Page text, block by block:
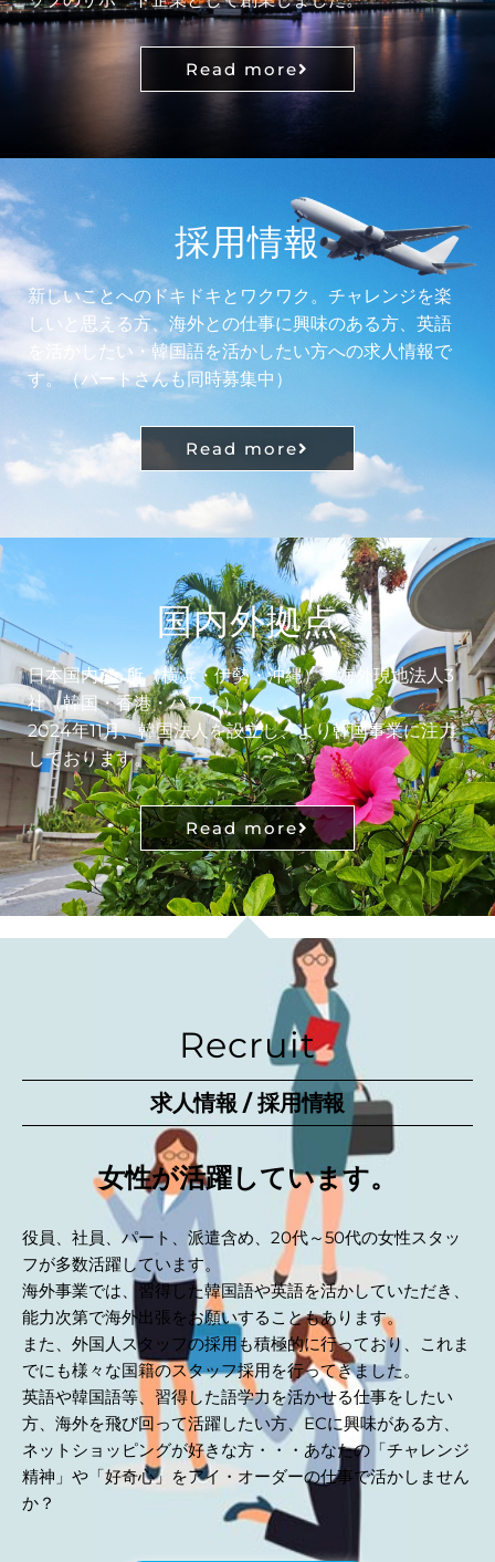
を日本
ECへ誘
輝か
せ
海外
Read more
採用情報
新しいことへのドキドキとワクワク。チャレンジを楽
しいと思える方、海外との仕事に興味のある方、英語
を活かしたい・韓国語を活かしたい方への求人情報で
す。（パートさんも同時募集中）
Read more
国内外拠点
日本国内3ヵ所（横浜・伊勢・沖縄）、海外現地法人3
社（韓国・香港・ハワイ）。
2024年11月、韓国法人を設立し、より韓国事業に注力
しております。
Read more
Recruit
求人情報 / 採用情報
女性が活躍しています。
役員、社員、パート、派遣含め、20代～50代の女性スタッ
フが多数活躍しています。
海外事業では、習得した韓国語や英語を活かしていただき、
能力次第で海外出張をお願いすることもあります。
また、外国人スタッフの採用も積極的に行っており、これま
でにも様々な国籍のスタッフ採用を行ってきました。
英語や韓国語等、習得した語学力を活かせる仕事をしたい
方、海外を飛び回って活躍したい方、ECに興味がある方、
ネットショッピングが好きな方・・・あなたの「チャレンジ
精神」や「好奇心」をアイ・オーダーの仕事で活かしません
か？